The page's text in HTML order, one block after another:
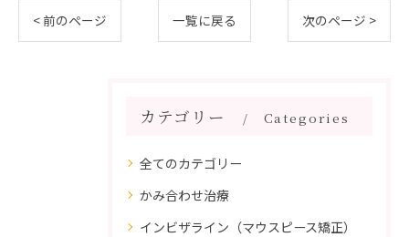
< 前のページ 一覧に戻る 次のページ >
カテゴリー Categories
全てのカテゴリー
かみ合わせ治療
インビザライン（マウスピース矯正）